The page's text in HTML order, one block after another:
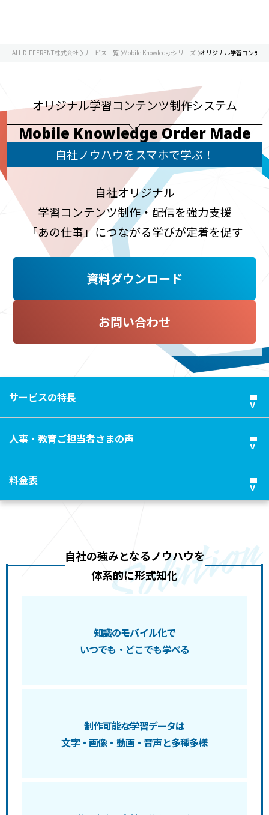
ALL DIFFERENT株式会社 サービス一覧 Mobile Knowledgeシリーズ オリジナル学習コンテン
オリジナル学習コンテンツ制作システム
Mobile Knowledge Order Made
自社ノウハウをスマホで学ぶ！
自社オリジナル
学習コンテンツ制作・配信を強力支援
「あの仕事」につながる学びが定着を促す
資料ダウンロード
お問い合わせ
サービスの特長
人事・教育ご担当者さまの声
料金表
自社の強みとなるノウハウを
体系的に形式知化
知識のモバイル化で
いつでも・どこでも学べる
制作可能な学習データは
文字・画像・動画・音声と多種多様